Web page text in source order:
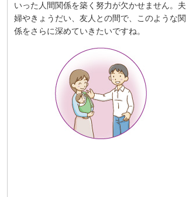
いった人間関係を築く努力が欠かせません。夫
婦やきょうだい、友人との間で、このような関
係をさらに深めていきたいですね。